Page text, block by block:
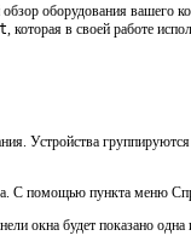
оборудования вашего
, которая в своей работе
Устройства
С помощью пункта меню
окна будет показано